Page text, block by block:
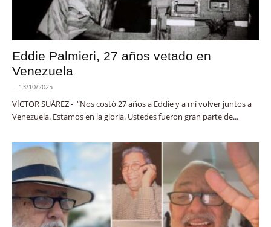
Eddie Palmieri, 27 años vetado en
Venezuela
- 13/10/2025
VÍCTOR SUÁREZ - “Nos costó 27 años a Eddie y a mí volver juntos a
Venezuela. Estamos en la gloria. Ustedes fueron gran parte de...